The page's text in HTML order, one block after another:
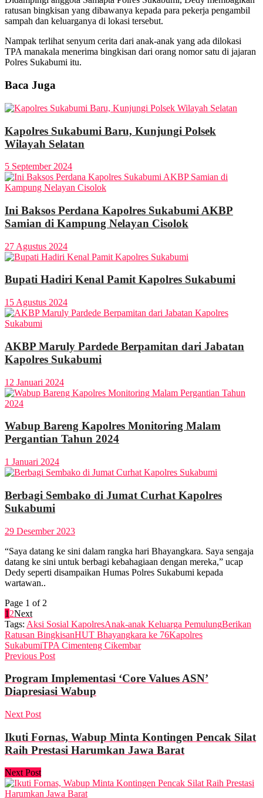
ratusan bingkisan yang dibawanya kepada para pekerja pengambil
sampah dan keluarganya di lokasi tersebut.
Nampak terlihat senyum cerita dari anak-anak yang ada dilokasi
TPA manakala menerima bingkisan dari orang nomor satu di jajaran
Polres Sukabumi itu.
Baca Juga
Kapolres Sukabumi Baru, Kunjungi Polsek
Wilayah Selatan
5 September 2024
Ini Baksos Perdana Kapolres Sukabumi AKBP
Samian di Kampung Nelayan Cisolok
27 Agustus 2024
Bupati Hadiri Kenal Pamit Kapolres Sukabumi
15 Agustus 2024
AKBP Maruly Pardede Berpamitan dari Jabatan
Kapolres Sukabumi
12 Januari 2024
Wabup Bareng Kapolres Monitoring Malam
Pergantian Tahun 2024
1 Januari 2024
Berbagi Sembako di Jumat Curhat Kapolres
Sukabumi
29 Desember 2023
“Saya datang ke sini dalam rangka hari Bhayangkara. Saya sengaja
datang ke sini untuk berbagi kebahagiaan dengan mereka,” ucap
Dedy seperti disampaikan Humas Polres Sukabumi kepada
wartawan..
Page 1 of 2
1 2Next
Tags: Aksi Sosial KapolresAnak-anak Keluarga PemulungBerikan
Ratusan BingkisanHUT Bhayangkara ke 76Kapolres
SukabumiTPA Cimenteng Cikembar
Previous Post
Program Implementasi ‘Core Values ASN’
Diapresiasi Wabup
Next Post
Ikuti Fornas, Wabup Minta Kontingen Pencak Silat
Raih Prestasi Harumkan Jawa Barat
Next Post